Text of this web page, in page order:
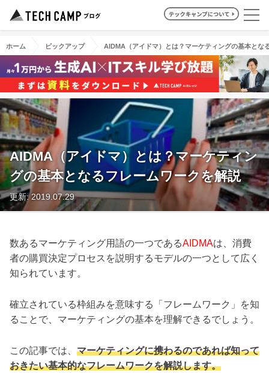
ホーム ピックアップ AIDMA（アイドマ）とは？マーケティングの基本とな
AIDMA（アイドマ）とは？マーケティン
グの基本となるフレームワークを解説
更新: 2019.07.29
数あるマーケティング用語の一つであるAIDMAは、消費
者の購買決定プロセスを説明するモデルの一つとして広く
知られています。
確立されている枠組みを意味する「フレームワーク」を知
ることで、マーケティングの基本を理解できるでしょう。
この記事では、 マーケティングに携わるのであれば知って
おきたい基本的なフレームワークを解説します。